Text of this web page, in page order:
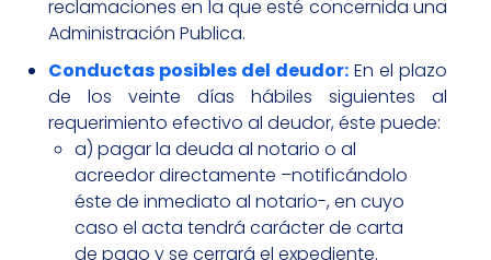
reclamaciones en la que esté concernida una
Administración Publica.
Conductas posibles del deudor: En el plazo
de los veinte días hábiles siguientes al
requerimiento efectivo al deudor, éste puede:
a) pagar la deuda al notario o al
acreedor directamente –notificándolo
éste de inmediato al notario-, en cuyo
caso el acta tendrá carácter de carta
de pago y se cerrará el expediente.